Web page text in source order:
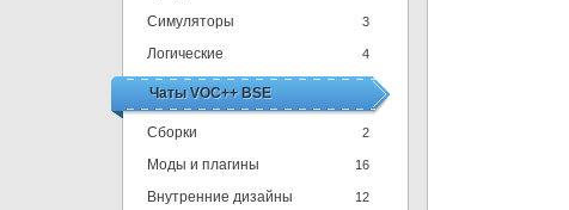
Симуляторы 3
Логические 4
Чаты VOC++ BSE
Сборки 2
Моды и плагины 16
Внутренние дизайны 12